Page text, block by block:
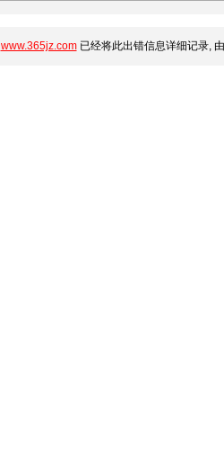
www.365jz.com已经将此出错信息详细记录,